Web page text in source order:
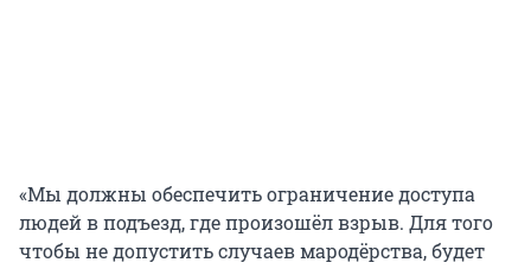
«Мы должны обеспечить ограничение доступа
людей в подъезд, где произошёл взрыв. Для того
чтобы не допустить случаев мародёрства, будет